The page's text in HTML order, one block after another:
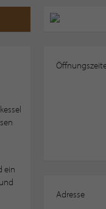
ein
Adresse